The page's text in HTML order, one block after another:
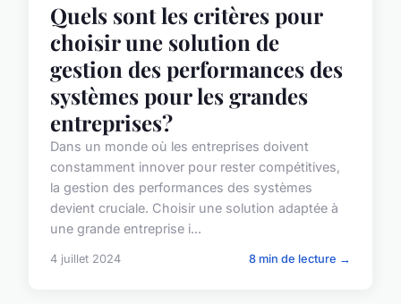
Quels sont les critères pour
choisir une solution de
gestion des performances des
systèmes pour les grandes
entreprises?
Dans un monde où les entreprises doivent
constamment innover pour rester compétitives,
la gestion des performances des systèmes
devient cruciale. Choisir une solution adaptée à
une grande entreprise i...
4 juillet 2024 8 min de lecture →